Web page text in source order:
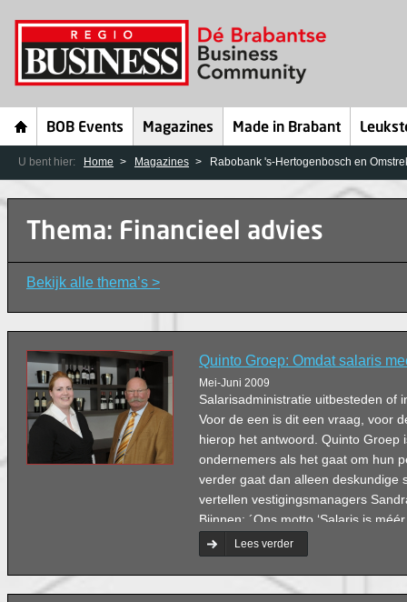
BOB Events Magazines Made in Brabant
U bent hier: Home Magazines Rabobank 's-Hertogenbosch en
Thema: Financieel advies
Bekijk alle thema’s >
Quinto Groep: Omdat salaris
Mei-Juni 2009
Salarisadministratie uitbesteden of
Voor de een is dit een vraag, voor
hierop het antwoord. Quinto Groep
ondernemers als het gaat om hun
verder gaat dan alleen deskundige
vertellen vestigingsmanagers
Bijnnen: ´Ons motto ‘Salaris is
voor onze veelzijdige en
het gebied van salarismanagement
van het woord.´
Lees verder